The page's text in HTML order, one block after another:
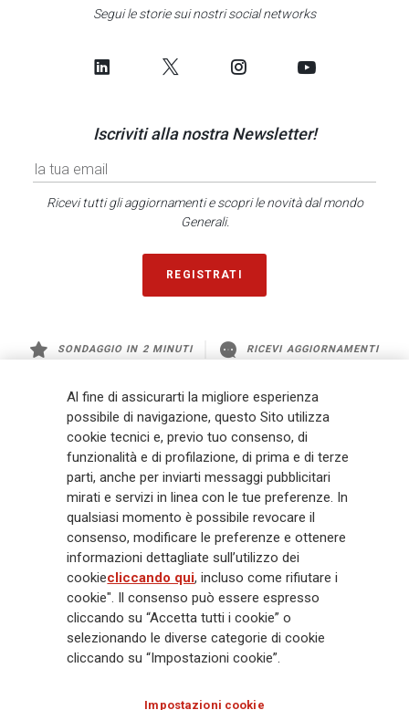
Segui le storie sui nostri social networks
Iscriviti alla nostra Newsletter!
Ricevi tutti gli aggiornamenti e scopri le novità dal mondo
Generali.
REGISTRATI
SONDAGGIO IN 2 MINUTI RICEVI AGGIORNAMENTI
è uno dei maggiori player integrati di assicurazione e asset
management a livello globale, con premi complessivi pari a € 98,1
miliardi e € 900 miliardi di AUM nel 2025. Fondato nel 1831, con oltre 88
mila dipendenti e 163 mila agenti che servono 75 milioni di clienti, il
Gruppo ha una posizione di leadership in Europa e una presenza
crescente in Asia e America. Al centro della strategia di Generali c'è il suo
impegno Lifetime Partner verso i clienti, realizzato attraverso soluzioni
innovative e personalizzate, un'esperienza cliente di prima classe e le sue
capacità di distribuzione globale digitalizzata. Il Gruppo ha
completamente integrato la sostenibilità in tutte le scelte strategiche,
con l'obiettivo di creare valore per tutti gli stakeholder mentre costruisce
Olocausto Accessibilità
Al fine di assicurarti la migliore esperienza
possibile di navigazione, questo Sito utilizza
cookie tecnici e, previo tuo consenso, di
funzionalità e di profilazione, di prima e di terze
parti, anche per inviarti messaggi pubblicitari
mirati e servizi in linea con le tue preferenze. In
qualsiasi momento è possibile revocare il
consenso, modificare le preferenze e ottenere
informazioni dettagliate sull’utilizzo dei
cookiecliccando qui, incluso come rifiutare i
cookie". Il consenso può essere espresso
cliccando su “Accetta tutti i cookie” o
selezionando le diverse categorie di cookie
cliccando su “Impostazioni cookie”.
Impostazioni cookie